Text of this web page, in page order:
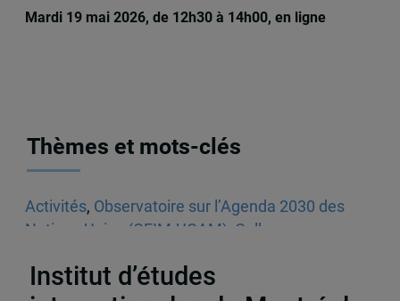
Mardi 19 mai 2026, de 12h30 à 14h00, en ligne
Thèmes et mots-clés
Activités, Observatoire sur l’Agenda 2030 des
Nations Unies (CEIM-UQAM) Colloque
Institut d’études